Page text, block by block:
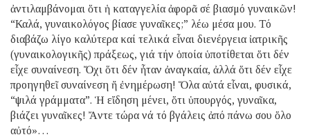
ἀντιλαμβάνομαι ὅτι ἡ καταγγελία ἀφορᾶ σέ βιασμό γυναικῶν!
“Καλά, γυναικολόγος βίασε γυναῖκες;” λέω μέσα μου. Τό
διαβάζω λίγο καλύτερα καί τελικά εἶναι διενέργεια ἰατρικῆς
(γυναικολογικῆς) πράξεως, γιά τήν ὁποία ὑποτίθεται ὅτι δέν
εἶχε συναίνεση. Ὄχι ὅτι δέν ἦταν ἀναγκαία, ἀλλά ὅτι δέν εἶχε
προηγηθεῖ συναίνεση ἤ ἐνημέρωση! Ὅλα αὐτά εἶναι, φυσικά,
“ψιλά γράμματα”. Ἡ εἴδηση μένει, ὅτι ὑπουργός, γυναῖκα,
βιάζει γυναῖκες! Ἄντε τώρα νά τό βγάλεις ἀπό πάνω σου ὅλο
αὐτό»…